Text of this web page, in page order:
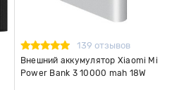
139 отзывов
Внешний аккумулятор Xiaomi Mi
Power Bank 3 10000 mah 18W